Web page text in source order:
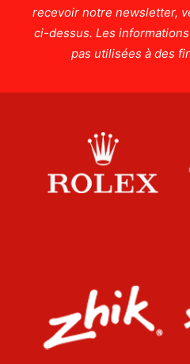
recevoir notre newsletter,
ci-dessus. Les
pas utilisées à des